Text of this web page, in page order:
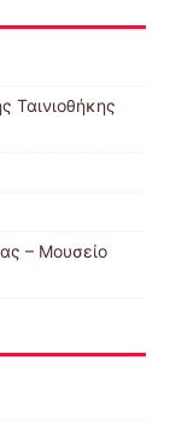
Ταινιοθήκης
– Μουσείο